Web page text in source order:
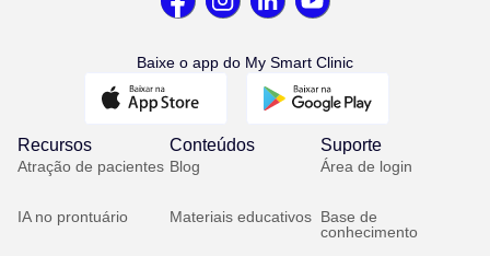
Baixe o app do My Smart Clinic
Recursos
Atração de pacientes
IA no prontuário
Conteúdos
Blog
Materiais educativos
Suporte
Área de login
Base de
conhecimento